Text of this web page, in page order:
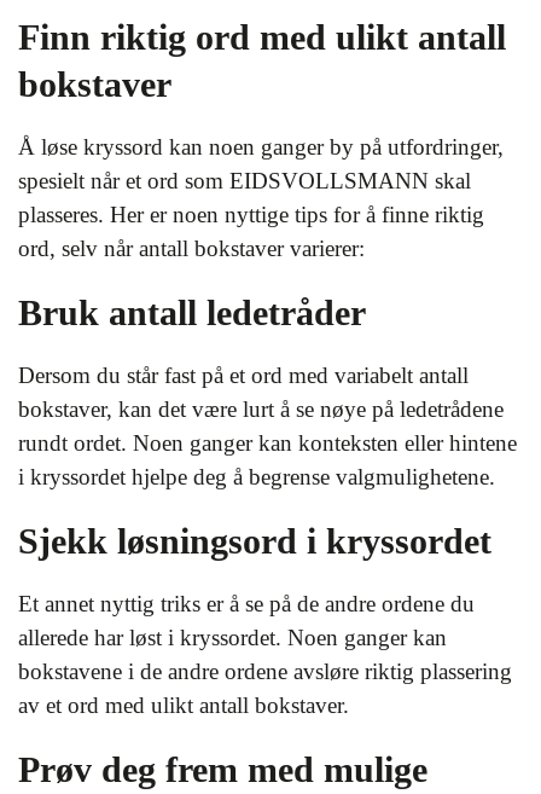
Finn riktig ord med ulikt antall
bokstaver
Å løse kryssord kan noen ganger by på utfordringer,
spesielt når et ord som EIDSVOLLSMANN skal
plasseres. Her er noen nyttige tips for å finne riktig
ord, selv når antall bokstaver varierer:
Bruk antall ledetråder
Dersom du står fast på et ord med variabelt antall
bokstaver, kan det være lurt å se nøye på ledetrådene
rundt ordet. Noen ganger kan konteksten eller hintene
i kryssordet hjelpe deg å begrense valgmulighetene.
Sjekk løsningsord i kryssordet
Et annet nyttig triks er å se på de andre ordene du
allerede har løst i kryssordet. Noen ganger kan
bokstavene i de andre ordene avsløre riktig plassering
av et ord med ulikt antall bokstaver.
Prøv deg frem med mulige